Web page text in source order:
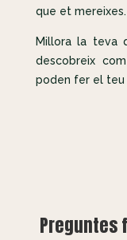
que et mereixes.
Millora la teva
descobreix
poden fer el teu
Preguntes